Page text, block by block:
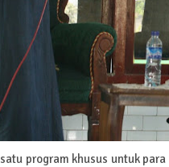
program khusus untuk